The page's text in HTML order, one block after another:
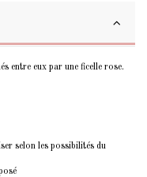
entre eux par une ficelle rose.
selon les possibilités du